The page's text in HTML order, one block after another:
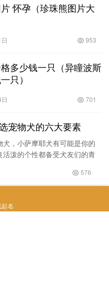
怀孕（珍珠熊图片大
953
多少钱一只（异瞳波斯
只）
701
宠物犬的六大要素
，小萨摩耶犬有可能是你的
泼的个性都备受犬友们的青
576
“网红猫”，背后都遭受过
”？一组图告诉你！蓝猫
名